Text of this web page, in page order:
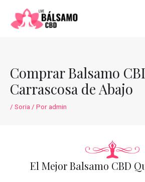
contenido
Comprar Balsamo
Carrascosa de Abajo
/ Soria / Poradmin
El Mejor Balsamo CBD